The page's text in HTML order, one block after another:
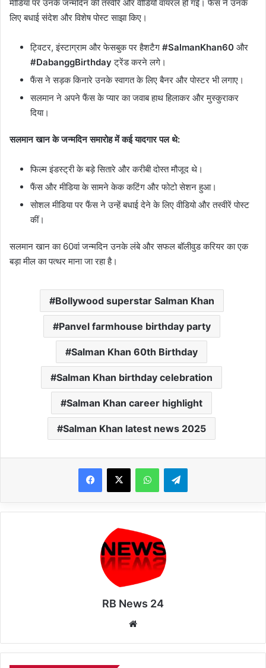
मीडिया पर उनके जन्मदिन की तस्वीरें और वीडियो वायरल हो गईं। फैंस ने उनके
लिए बधाई संदेश और विशेष पोस्ट साझा किए।
ट्विटर, इंस्टाग्राम और फेसबुक पर हैशटैग #SalmanKhan60 और
#DabanggBirthday ट्रेंड करने लगे।
फैंस ने सड़क किनारे उनके स्वागत के लिए बैनर और पोस्टर भी लगाए।
सलमान ने अपने फैंस के प्यार का जवाब हाथ हिलाकर और मुस्कुराकर
दिया।
सलमान खान के जन्मदिन समारोह में कई यादगार पल थे:
फिल्म इंडस्ट्री के बड़े सितारे और करीबी दोस्त मौजूद थे।
फैंस और मीडिया के सामने केक कटिंग और फोटो सेशन हुआ।
सोशल मीडिया पर फैंस ने उन्हें बधाई देने के लिए वीडियो और तस्वीरें पोस्ट
कीं।
सलमान खान का 60वां जन्मदिन उनके लंबे और सफल बॉलीवुड करियर का एक
बड़ा मील का पत्थर माना जा रहा है।
Bollywood superstar Salman Khan
Panvel farmhouse birthday party
Salman Khan 60th Birthday
Salman Khan birthday celebration
Salman Khan career highlight
Salman Khan latest news 2025
WhatsAppTelegram
RB News 24